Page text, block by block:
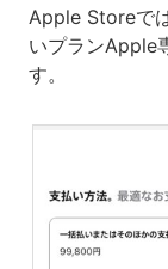
Apple Storeで
いプランApple
す。